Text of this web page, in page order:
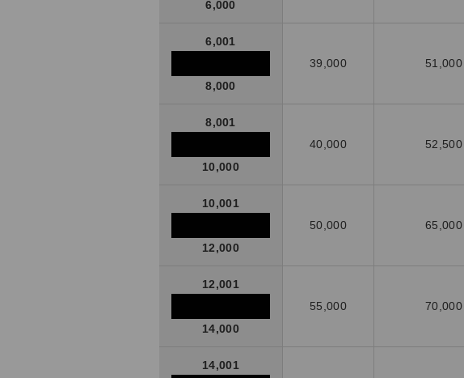
6,000
6,001
8,000
39,000 51,000
8,001
10,000
40,000 52,500
10,001
12,000
50,000 65,000
12,001
14,000
55,000 70,000
14,001